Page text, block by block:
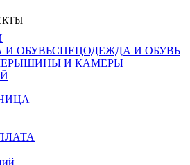
СПЕЦОДЕЖДА И ОБУВЬ
ШИНЫ И КАМЕРЫ